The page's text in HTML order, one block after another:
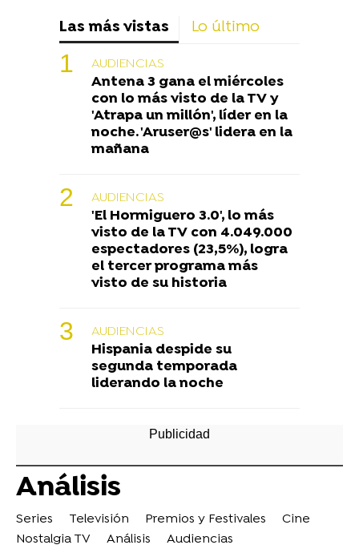
Las más vistas Lo último
AUDIENCIAS
Antena 3 gana el miércoles
con lo más visto de la TV y
'Atrapa un millón', líder en la
noche. 'Aruser@s' lidera en la
mañana
AUDIENCIAS
'El Hormiguero 3.0', lo más
visto de la TV con 4.049.000
espectadores (23,5%), logra
el tercer programa más
visto de su historia
AUDIENCIAS
Hispania despide su
segunda temporada
liderando la noche
Análisis
Series Televisión Premios y Festivales
Cine
Nostalgia TV
Análisis Audiencias